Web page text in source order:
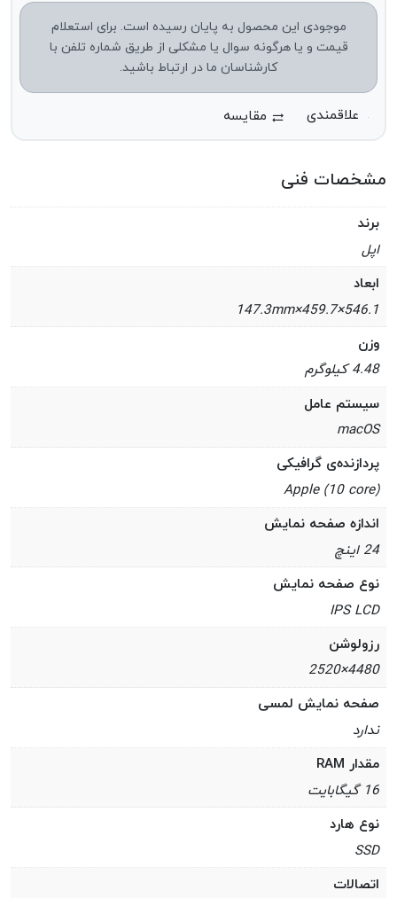
موجودی این محصول به پایان رسیده است. برای استعلام
قیمت و یا هرگونه سوال یا مشکلی از طریق شماره تلفن با
کارشناسان ما در ارتباط باشید.
مقایسه
مشخصات فنی
برند
اپل
ابعاد
546.1×459.7×147.3mm
وزن
4.48 کیلوگرم
سیستم عامل
macOS
پردازنده‌ی گرافیکی
Apple (10 core)
اندازه صفحه نمایش
24 اینچ
نوع صفحه نمایش
IPS LCD
رزولوشن
4480×2520
صفحه نمایش لمسی
ندارد
مقدار RAM
16 گیگابایت
نوع هارد
SSD
اتصالات